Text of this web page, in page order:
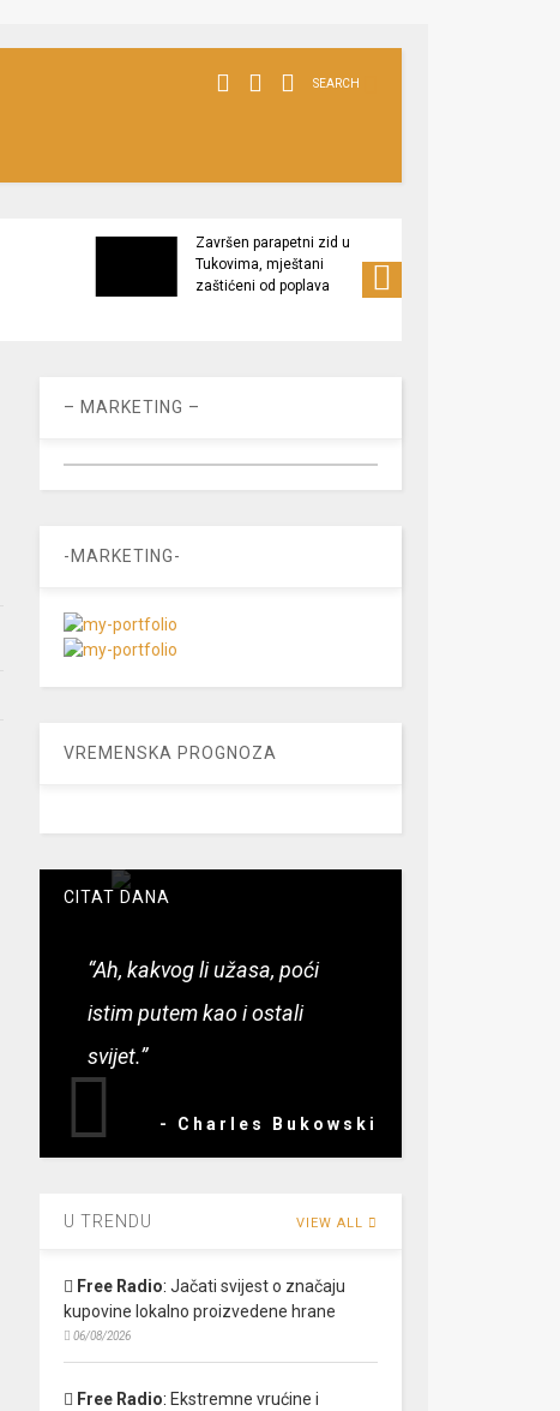
SEARCH
Završen parapetni zid u
Tukovima, mještani
zaštićeni od poplava
– MARKETING –
-MARKETING-
VREMENSKA PROGNOZA
CITAT DANA
“Ah, kakvog li užasa, poći
istim putem kao i ostali
svijet.”
- Charles Bukowski
U TRENDU VIEW ALL
Free Radio: Jačati svijest o značaju
kupovine lokalno proizvedene hrane
06/08/2026
Free Radio: Ekstremne vrućine i